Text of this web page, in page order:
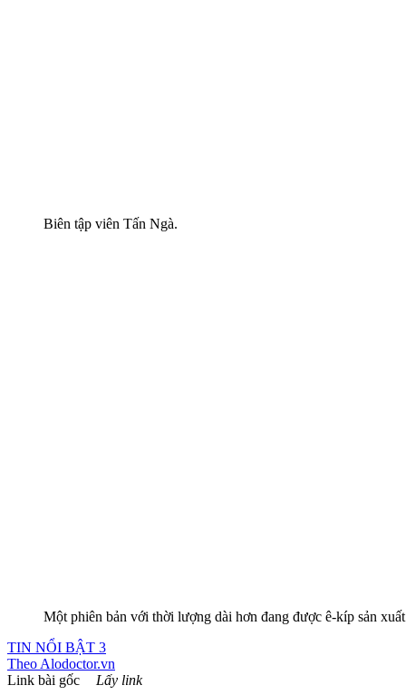
Biên tập viên Tấn Ngà.
Một phiên bản với thời lượng dài hơn đang được ê-kíp sản
TIN NỔI BẬT 3
Theo Alodoctor.vn
Link bài gốc
Lấy link